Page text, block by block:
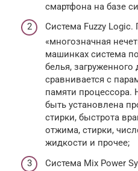
смартфона на базе
Система Fuzzy Logic.
«многозначная
машинках система
белья, загруженного
сравнивается с
памяти
быть установлена
стирки, быстрота
отжима, стирки,
жидкости и прочее;
Система Mix Power